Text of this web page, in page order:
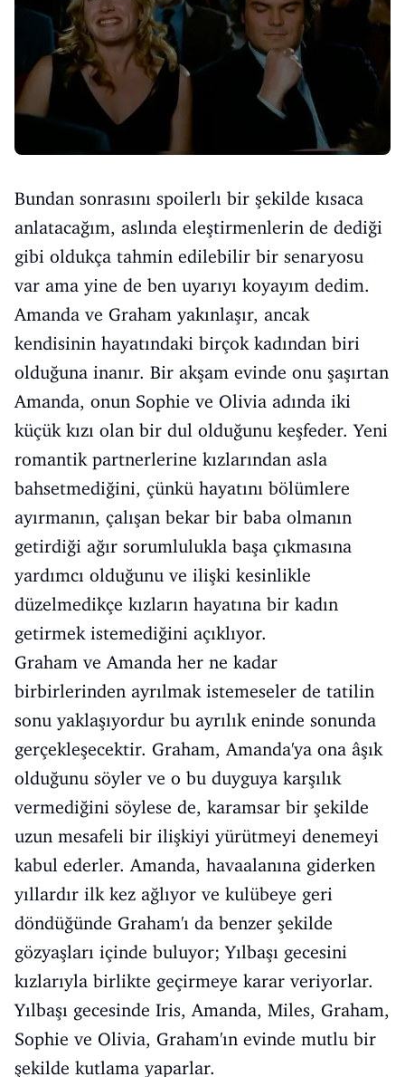
Bundan sonrasını spoilerlı bir şekilde kısaca
anlatacağım, aslında eleştirmenlerin de dediği
gibi oldukça tahmin edilebilir bir senaryosu
var ama yine de ben uyarıyı koyayım dedim.
Amanda ve Graham yakınlaşır, ancak
kendisinin hayatındaki birçok kadından biri
olduğuna inanır. Bir akşam evinde onu şaşırtan
Amanda, onun Sophie ve Olivia adında iki
küçük kızı olan bir dul olduğunu keşfeder. Yeni
romantik partnerlerine kızlarından asla
bahsetmediğini, çünkü hayatını bölümlere
ayırmanın, çalışan bekar bir baba olmanın
getirdiği ağır sorumlulukla başa çıkmasına
yardımcı olduğunu ve ilişki kesinlikle
düzelmedikçe kızların hayatına bir kadın
getirmek istemediğini açıklıyor.
Graham ve Amanda her ne kadar
birbirlerinden ayrılmak istemeseler de tatilin
sonu yaklaşıyordur bu ayrılık eninde sonunda
gerçekleşecektir. Graham, Amanda'ya ona âşık
olduğunu söyler ve o bu duyguya karşılık
vermediğini söylese de, karamsar bir şekilde
uzun mesafeli bir ilişkiyi yürütmeyi denemeyi
kabul ederler. Amanda, havaalanına giderken
yıllardır ilk kez ağlıyor ve kulübeye geri
döndüğünde Graham'ı da benzer şekilde
gözyaşları içinde buluyor; Yılbaşı gecesini
kızlarıyla birlikte geçirmeye karar veriyorlar.
Yılbaşı gecesinde Iris, Amanda, Miles, Graham,
Sophie ve Olivia, Graham'ın evinde mutlu bir
şekilde kutlama yaparlar.